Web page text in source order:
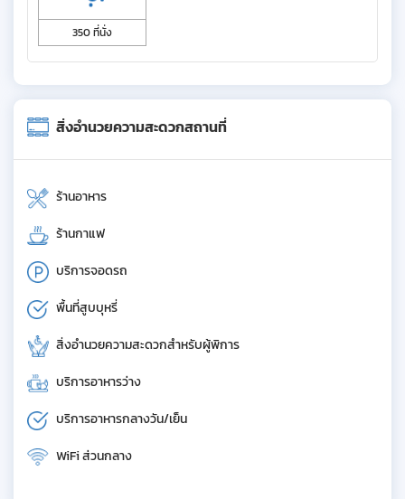
350 ที่นั่ง
สิ่งอำนวยความสะดวกสถานที่
ร้านอาหาร
ร้านกาแฟ
บริการจอดรถ
พื้นที่สูบบุหรี่
สิ่งอำนวยความสะดวกสำหรับผู้พิการ
บริการอาหารว่าง
บริการอาหารกลางวัน/เย็น
WiFi ส่วนกลาง